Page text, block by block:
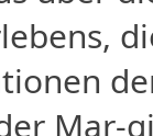
Mar-